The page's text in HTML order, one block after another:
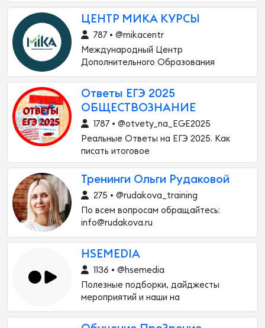
ЦЕНТР МИКА КУРСЫ
787 • @mikacentr
Международный Центр
Дополнительного Образования
Ответы ЕГЭ 2025
ОБЩЕСТВОЗНАНИЕ
1787 • @otvety_na_EGE2025
Реальные Ответы на ЕГЭ 2025. Как
писать итоговое
Тренинги Ольги Рудаковой
275 • @rudakova_training
По всем вопросам обращайтесь:
info@rudakova.ru
HSEMEDIA
1136 • @hsemedia
Полезные подборки, дайджесты
мероприятий и наши на